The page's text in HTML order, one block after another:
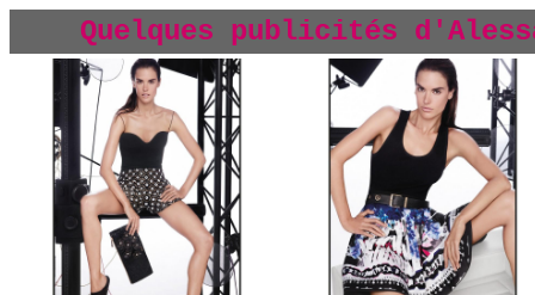
Quelques publicités d'